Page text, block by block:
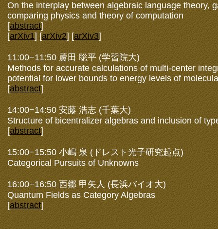
On the interplay between algebraic language theory,
comparing physics and theory of computation
[abstract]
[arXiv1] [arXiv2] [arXiv3]
11:00−11:50 蘆田 聡平 (学習院大)
Methods for accurate calculations of multi-center
potential for lower bounds to energy levels of
[abstract]
14:00−14:50 安藤 浩志 (千葉大)
Structure of bicentralizer algebras and inclusion of
[abstract]
15:00−15:50 小嶋 泉 (ドレスト光子研究起点)
Categorical Pursuits of Unknowns
16:00−16:50 西郷 甲矢人 (長浜バイオ大)
Quantum Fields as Category Algebras
[abstract]